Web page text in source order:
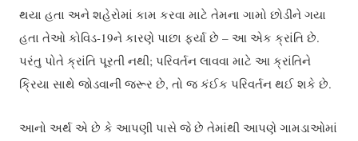
થયા હતા અને શહેરોમાં કામ કરવા માટે તેમના ગામો છોડીને ગયા
હતા તેઓ કોવિડ-19ને કારણે પાછા ફર્યા છે – આ એક ક્રાંતિ છે.
પરંતુ પોતે ક્રાંતિ પૂરતી નથી; પરિવર્તન લાવવા માટે આ ક્રાંતિને
ક્રિયા સાથે જોડવાની જરૂર છે, તો જ કંઈક પરિવર્તન થઈ શકે છે.
આનો અર્થ એ છે કે આપણી પાસે જે છે તેમાંથી આપણે ગામડાઓમાં